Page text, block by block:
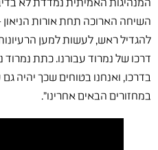
המנהיגות האמיתית נמדדת לא
השיחה הארוכה תחת אורות
להגדיל ראש, לעשות למען
דרכו של נמרוד עבורנו. כתת
בדרכו, ואנחנו בטוחים שכך יהיה
במחזורים הבאים אחרינו".